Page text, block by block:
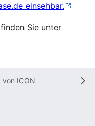
einsehbar.
Sie unter
von ICON